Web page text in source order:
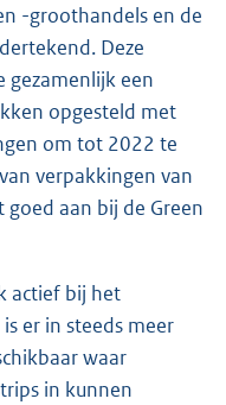
-groothandels en de
Deze
gezamenlijk een
opgesteld met
om tot 2022 te
verpakkingen van
aan bij de Green
actief bij het
er in steeds meer
waar
in kunnen